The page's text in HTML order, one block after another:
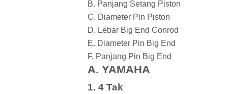
B. Panjang Setang Piston
C. Diameter Pin Piston
D. Lebar Big End Conrod
E. Diameter Pin Big End
F. Panjang Pin Big End
A. YAMAHA
1. 4 Tak